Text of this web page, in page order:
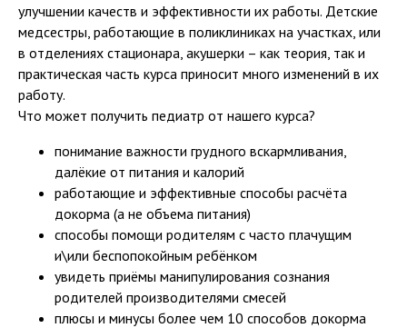
улучшении качеств и эффективности их работы. Детские
медсестры, работающие в поликлиниках на участках, или
в отделениях стационара, акушерки – как теория, так и
практическая часть курса приносит много изменений в их
работу.
Что может получить педиатр от нашего курса?
понимание важности грудного вскармливания,
далёкие от питания и калорий
работающие и эффективные способы расчёта
докорма (а не объема питания)
способы помощи родителям с часто плачущим
и\или беспопокойным ребёнком
увидеть приёмы манипулирования сознания
родителей производителями смесей
плюсы и минусы более чем 10 способов докорма